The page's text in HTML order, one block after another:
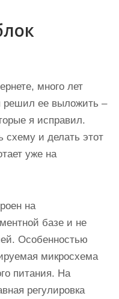
много лет
решил ее выложить –
я исправил.
схему и делать этот
уже на
на
базе и не
Особенностью
микросхема
питания. На
регулировка